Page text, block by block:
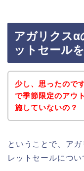
アガリクスα
ットセール
少し、思ったので
で季節限定のアウ
施していないの？
ということで、ア
レットセールにつ